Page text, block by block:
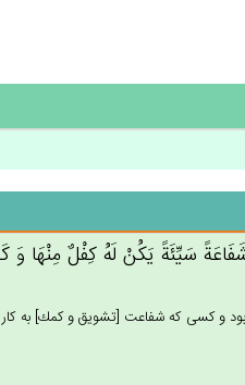
سَيِّئَة‌ً يَكُنْ‌ لَه‌ُ كِفْل‌ٌ مِنْهَا وَ
و كسى كه شفاعت [تشويق و كمك‏] به